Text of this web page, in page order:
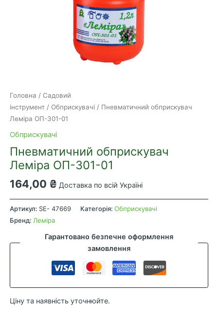
Головна / Садовий
інструмент / Обприскувачі / Пневматичний обприскувач
Леміра ОП-301-01
Обприскувачі
Пневматичний обприскувач
Леміра ОП-301-01
164,00 ₴ Доставка по всій Україні
Пневматичний
обприскувач
Леміра
01
Артикул: SE- 47669 Категорія: Обприскувачі
Бренд: Леміра
Гарантовано безпечне оформлення
замовлення
Ціну та наявність уточнюйте.